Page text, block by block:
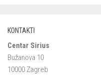
KONTAKTI
Centar Sirius
Bužanova 10
10000 Zagreb